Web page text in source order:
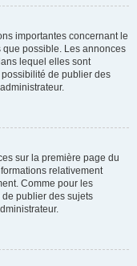
importantes concernant le
possible. Les annonces
lequel elles sont
de publier des
sur la première page du
relativement
Comme pour les
publier des sujets